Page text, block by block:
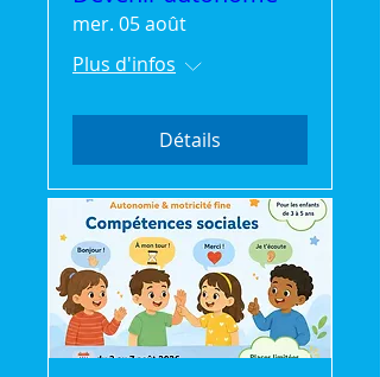
mer. 05 août
Plus d'infos
Détails